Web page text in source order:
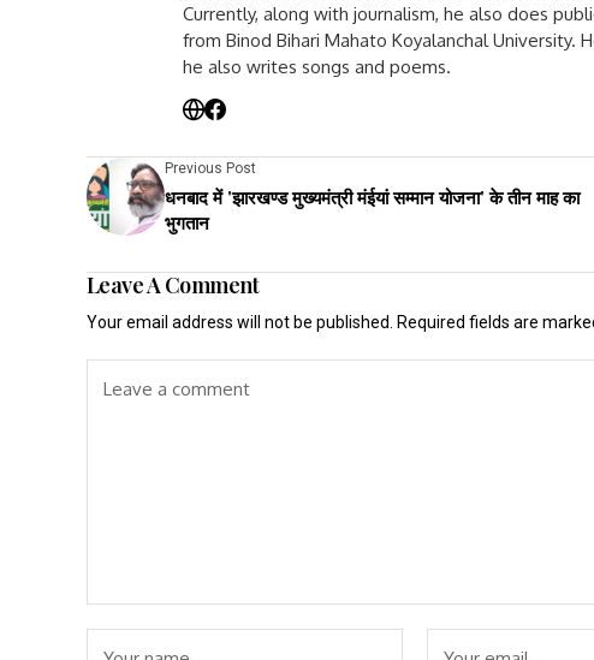
Currently, along with journalism, he also does
from Binod Bihari Mahato Koyalanchal University.
he also writes songs and poems.
Previous Post
धनबाद में 'झारखण्ड मुख्यमंत्री मंईयां सम्मान योजना' के तीन माह का
भुगतान
Leave A Comment
Your email address will not be published. Required fields are